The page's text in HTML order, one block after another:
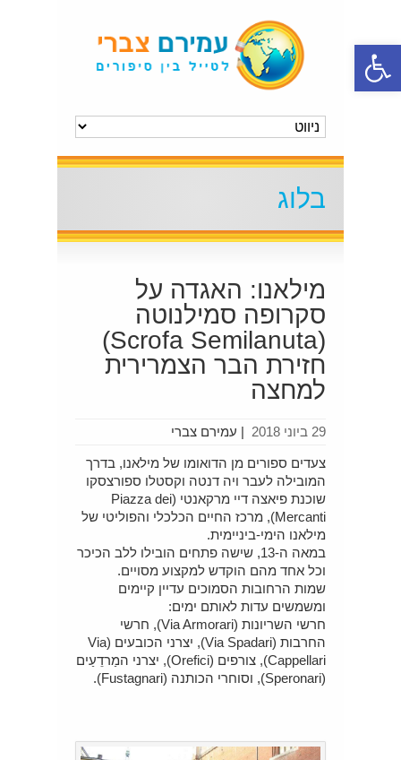
פתח סרגל נגישות
בלוג
מילאנו: האגדה על
סקרופה סמילנוטה
(Scrofa Semilanuta)
חזירת הבר הצמרירית
למחצה
עמירם צברי | 29 ביוני 2018
צעדים ספורים מן הדואומו של מילאנו, בדרך
המובילה לעבר ויה דנטה וקסטלו ספורצסקו
שוכנת פיאצה דיי מרקאנטי (Piazza dei
Mercanti), מרכז החיים הכלכלי והפוליטי של
מילאנו הימי-ביניימית.
במאה ה-13, שישה פתחים הובילו ללב הכיכר
וכל אחד מהם הוקדש למקצוע מסויים.
שמות הרחובות הסמוכים עדיין קיימים
ומשמשים עדות לאותם ימים:
חרשי השריונות (Via Armorari), חרשי
החרבות (Via Spadari), יצרני הכובעים (Via
Cappellari), צורפים (Orefici), יצרני המַרדֵעַים
(Speronari), וסוחרי הכותנה (Fustagnari).